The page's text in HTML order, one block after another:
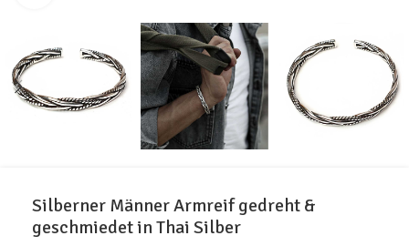
Silberner Männer Armreif gedreht &
geschmiedet in Thai Silber